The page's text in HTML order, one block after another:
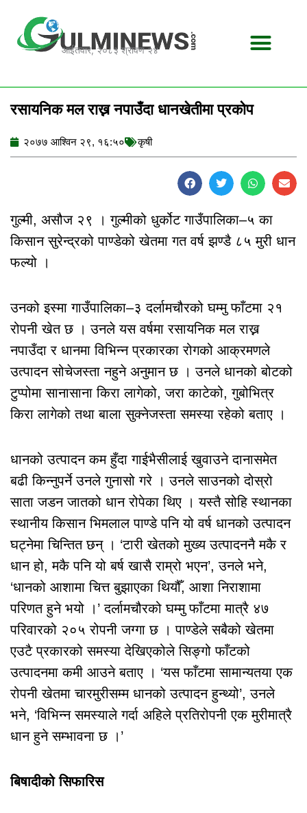
content
आईतवार, २०८३ श्रावण २४
रसायनिक मल राख्न नपाउँदा धानखेतीमा प्रकोप
२०७७ आश्विन २९, १६:५० कृषी
गुल्मी, असौज २९ । गुल्मीको धुर्कोट गाउँपालिका–५ का
किसान सुरेन्द्रको पाण्डेको खेतमा गत वर्ष झण्डै ८५ मुरी धान
फल्यो ।
उनको इस्मा गाउँपालिका–३ दर्लामचौरको घम्मु फाँटमा २१
रोपनी खेत छ । उनले यस वर्षमा रसायनिक मल राख्न
नपाउँदा र धानमा विभिन्न प्रकारका रोगको आक्रमणले
उत्पादन सोचेजस्ता नहुने अनुमान छ । उनले धानको बोटको
टुप्पोमा सानासाना किरा लागेको, जरा काटेको, गुबोभित्र
किरा लागेको तथा बाला सुक्नेजस्ता समस्या रहेको बताए ।
धानको उत्पादन कम हुँदा गाईभैसीलाई खुवाउने दानासमेत
बढी किन्नुपर्ने उनले गुनासो गरे । उनले साउनको दोस्रो
साता जडन जातको धान रोपेका थिए । यस्तै सोहि स्थानका
स्थानीय किसान भिमलाल पाण्डे पनि यो वर्ष धानको उत्पादन
घट्नेमा चिन्तित छन् । ‘टारी खेतको मुख्य उत्पादननै मकै र
धान हो, मकै पनि यो बर्ष खासै राम्रो भएन’, उनले भने,
‘धानको आशामा चित्त बुझाएका थियौँ, आशा निराशामा
परिणत हुने भयो ।’ दर्लामचौरको घम्मु फाँटमा मात्रै ४७
परिवारको २०५ रोपनी जग्गा छ । पाण्डेले सबैको खेतमा
एउटै प्रकारको समस्या देखिएकोले सिङ्गो फाँटको
उत्पादनमा कमी आउने बताए । ‘यस फाँटमा सामान्यतया एक
रोपनी खेतमा चारमुरीसम्म धानको उत्पादन हुन्थ्यो’, उनले
भने, ‘विभिन्न समस्याले गर्दा अहिले प्रतिरोपनी एक मुरीमात्रै
धान हुने सम्भावना छ ।’
बिषादीको सिफारिस